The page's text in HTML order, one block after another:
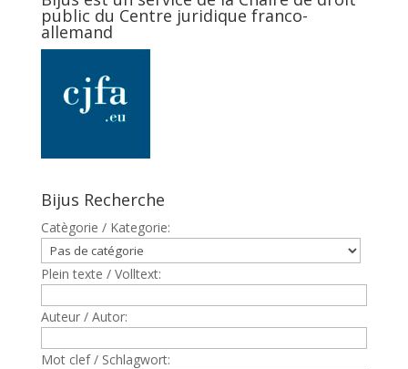
public du Centre juridique franco-
allemand
Bijus Recherche
Catègorie / Kategorie:
Plein texte / Volltext:
Auteur / Autor:
Mot clef / Schlagwort: